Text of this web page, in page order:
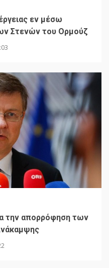
εν μέσω
Στενών του Ορμούζ
την απορρόφηση των